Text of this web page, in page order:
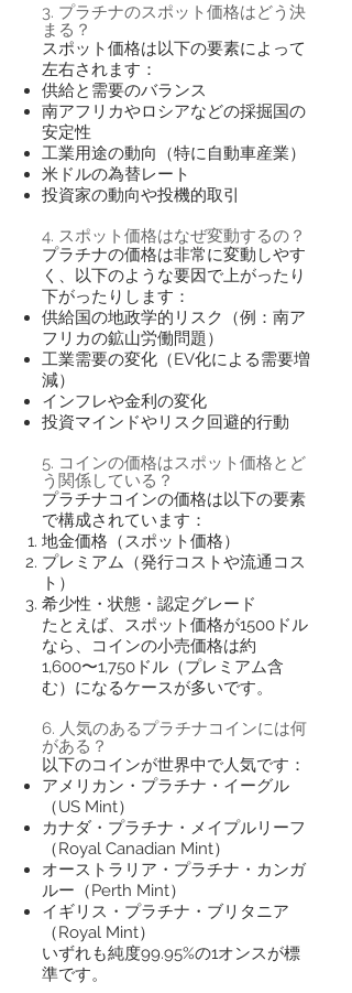
3. プラチナのスポット価格はどう決
まる？
スポット価格は以下の要素によって
左右されます：
供給と需要のバランス
南アフリカやロシアなどの採掘国の
安定性
工業用途の動向（特に自動車産業）
米ドルの為替レート
投資家の動向や投機的取引
4. スポット価格はなぜ変動するの？
プラチナの価格は非常に変動しやす
く、以下のような要因で上がったり
下がったりします：
供給国の地政学的リスク（例：南ア
フリカの鉱山労働問題）
工業需要の変化（EV化による需要増
減）
インフレや金利の変化
投資マインドやリスク回避的行動
5. コインの価格はスポット価格とど
う関係している？
プラチナコインの価格は以下の要素
で構成されています：
地金価格（スポット価格）
プレミアム（発行コストや流通コス
ト）
希少性・状態・認定グレード
たとえば、スポット価格が1500ドル
なら、コインの小売価格は約
1,600〜1,750ドル（プレミアム含
む）になるケースが多いです。
6. 人気のあるプラチナコインには何
がある？
以下のコインが世界中で人気です：
アメリカン・プラチナ・イーグル
（US Mint）
カナダ・プラチナ・メイプルリーフ
（Royal Canadian Mint）
オーストラリア・プラチナ・カンガ
ルー（Perth Mint）
イギリス・プラチナ・ブリタニア
（Royal Mint）
いずれも純度99.95%の1オンスが標
準です。